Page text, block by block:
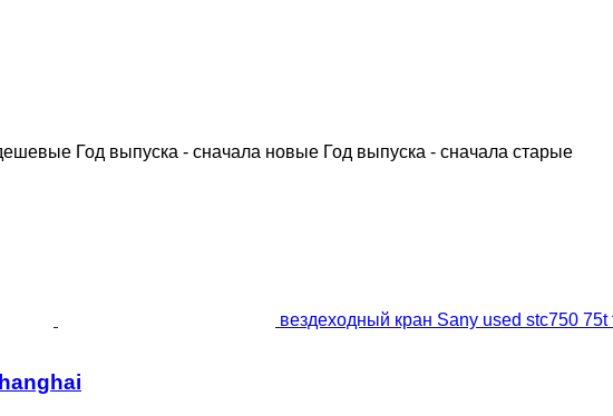
Год выпуска - сначала новые Год выпуска - сначала старые
вездеходный кран Sany used stc750